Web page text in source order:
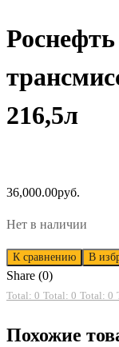
216,5л
36,000.00руб.
Нет в наличии
К сравнению В
Share (0)
Total: 0 Total: 0 Total: 0
Похожие